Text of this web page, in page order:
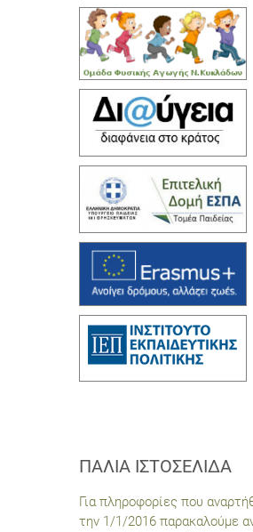
ΠΑΛΙΆ ΙΣΤΟΣΕΛΊΔΑ
Για πληροφορίες που
την 1/1/2016 παρακαλούμε